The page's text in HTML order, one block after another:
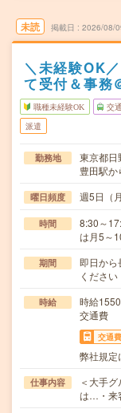
未読 掲載日 2026/08/
＼未経験OK
て受付＆事務
職種未経験OK 交
派遣
勤務地
東京都日
豊田駅
曜日頻度 週5日（
時間
8:30～
は月5～
期間
即日から
ください
時給
時給
交通費
交通費
弊社規定
仕事内容
＜大手
は…・来